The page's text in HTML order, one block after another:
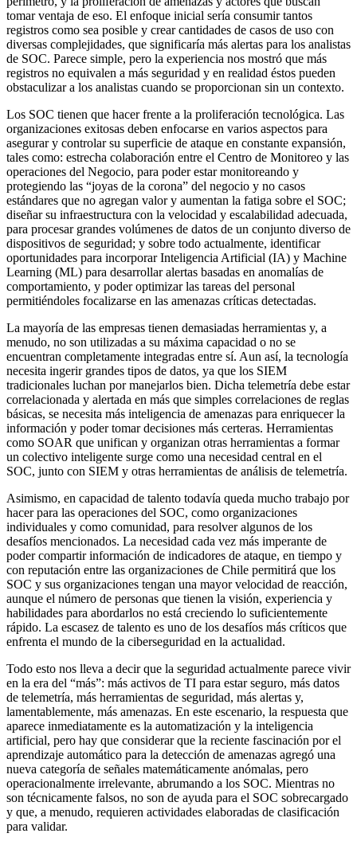
tomar ventaja de eso. El enfoque inicial sería consumir tantos
registros como sea posible y crear cantidades de casos de uso con
diversas complejidades, que significaría más alertas para los analistas
de SOC. Parece simple, pero la experiencia nos mostró que más
registros no equivalen a más seguridad y en realidad éstos pueden
obstaculizar a los analistas cuando se proporcionan sin un contexto.
Los SOC tienen que hacer frente a la proliferación tecnológica. Las
organizaciones exitosas deben enfocarse en varios aspectos para
asegurar y controlar su superficie de ataque en constante expansión,
tales como: estrecha colaboración entre el Centro de Monitoreo y las
operaciones del Negocio, para poder estar monitoreando y
protegiendo las “joyas de la corona” del negocio y no casos
estándares que no agregan valor y aumentan la fatiga sobre el SOC;
diseñar su infraestructura con la velocidad y escalabilidad adecuada,
para procesar grandes volúmenes de datos de un conjunto diverso de
dispositivos de seguridad; y sobre todo actualmente, identificar
oportunidades para incorporar Inteligencia Artificial (IA) y Machine
Learning (ML) para desarrollar alertas basadas en anomalías de
comportamiento, y poder optimizar las tareas del personal
permitiéndoles focalizarse en las amenazas críticas detectadas.
La mayoría de las empresas tienen demasiadas herramientas y, a
menudo, no son utilizadas a su máxima capacidad o no se
encuentran completamente integradas entre sí. Aun así, la tecnología
necesita ingerir grandes tipos de datos, ya que los SIEM
tradicionales luchan por manejarlos bien. Dicha telemetría debe estar
correlacionada y alertada en más que simples correlaciones de reglas
básicas, se necesita más inteligencia de amenazas para enriquecer la
información y poder tomar decisiones más certeras. Herramientas
como SOAR que unifican y organizan otras herramientas a formar
un colectivo inteligente surge como una necesidad central en el
SOC, junto con SIEM y otras herramientas de análisis de telemetría.
Asimismo, en capacidad de talento todavía queda mucho trabajo por
hacer para las operaciones del SOC, como organizaciones
individuales y como comunidad, para resolver algunos de los
desafíos mencionados. La necesidad cada vez más imperante de
poder compartir información de indicadores de ataque, en tiempo y
con reputación entre las organizaciones de Chile permitirá que los
SOC y sus organizaciones tengan una mayor velocidad de reacción,
aunque el número de personas que tienen la visión, experiencia y
habilidades para abordarlos no está creciendo lo suficientemente
rápido. La escasez de talento es uno de los desafíos más críticos que
enfrenta el mundo de la ciberseguridad en la actualidad.
Todo esto nos lleva a decir que la seguridad actualmente parece vivir
en la era del “más”: más activos de TI para estar seguro, más datos
de telemetría, más herramientas de seguridad, más alertas y,
lamentablemente, más amenazas. En este escenario, la respuesta que
aparece inmediatamente es la automatización y la inteligencia
artificial, pero hay que considerar que la reciente fascinación por el
aprendizaje automático para la detección de amenazas agregó una
nueva categoría de señales matemáticamente anómalas, pero
operacionalmente irrelevante, abrumando a los SOC. Mientras no
son técnicamente falsos, no son de ayuda para el SOC sobrecargado
y que, a menudo, requieren actividades elaboradas de clasificación
para validar.